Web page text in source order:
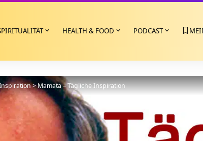
HEALTH & FOOD PODCAST
>Mamata – Tägliche Inspiration